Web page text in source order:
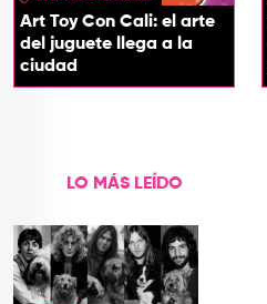
Art Toy Con Cali: el arte
del juguete llega a la
ciudad
LO MÁS LEÍDO